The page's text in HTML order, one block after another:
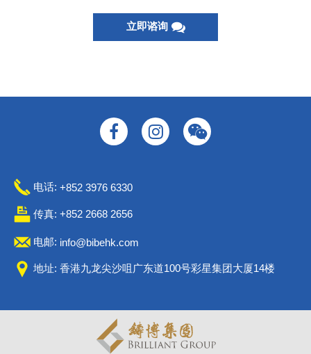
立即谘询
电话: +852 3976 6330
传真: +852 2668 2656
电邮: info@bibehk.com
地址: 香港九龙尖沙咀广东道100号彩星集团大厦14楼